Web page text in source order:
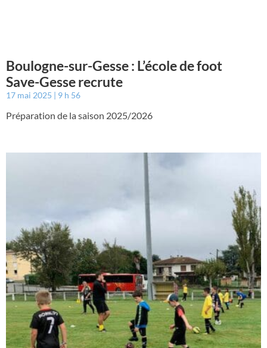
Boulogne-sur-Gesse : L’école de foot
Save-Gesse recrute
17 mai 2025 9 h 56
Préparation de la saison 2025/2026